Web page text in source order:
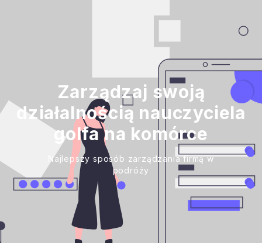
Zarządzaj swoją
działalnością nauczyciela
golfa na komórce
Najlepszy sposób zarządzania firmą w
podróży